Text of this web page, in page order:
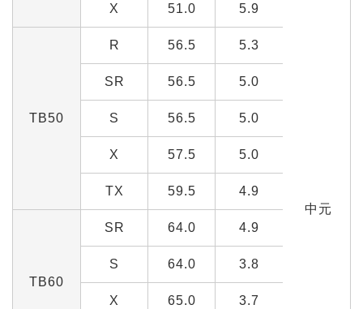
中元
X 51.0 5.9
TB50
R 56.5 5.3
SR 56.5 5.0
S 56.5 5.0
X 57.5 5.0
TX 59.5 4.9
TB60
SR 64.0 4.9
S 64.0 3.8
X 65.0 3.7